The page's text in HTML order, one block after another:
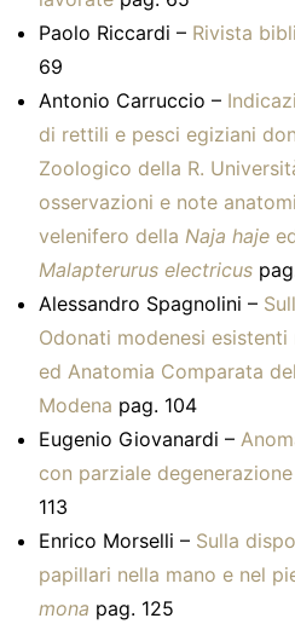
Paolo Riccardi – Rivista
69
Antonio Carruccio –
di rettili e pesci egiziani
Zoologico della R.
osservazioni e note
velenifero della Naja haje
Malapterurus electricus
Alessandro Spagnolini –
Odonati modenesi
ed Anatomia Comparata
Modena pag. 104
Eugenio Giovanardi –
con parziale
113
Enrico Morselli – Sulla
papillari nella mano e nel
mona pag. 125